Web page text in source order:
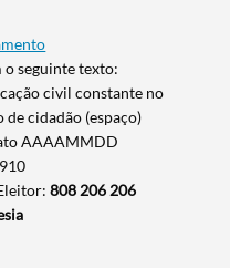
o seguinte texto:
civil constante no
cidadão (espaço)
AAAAMMDD
808 206 206